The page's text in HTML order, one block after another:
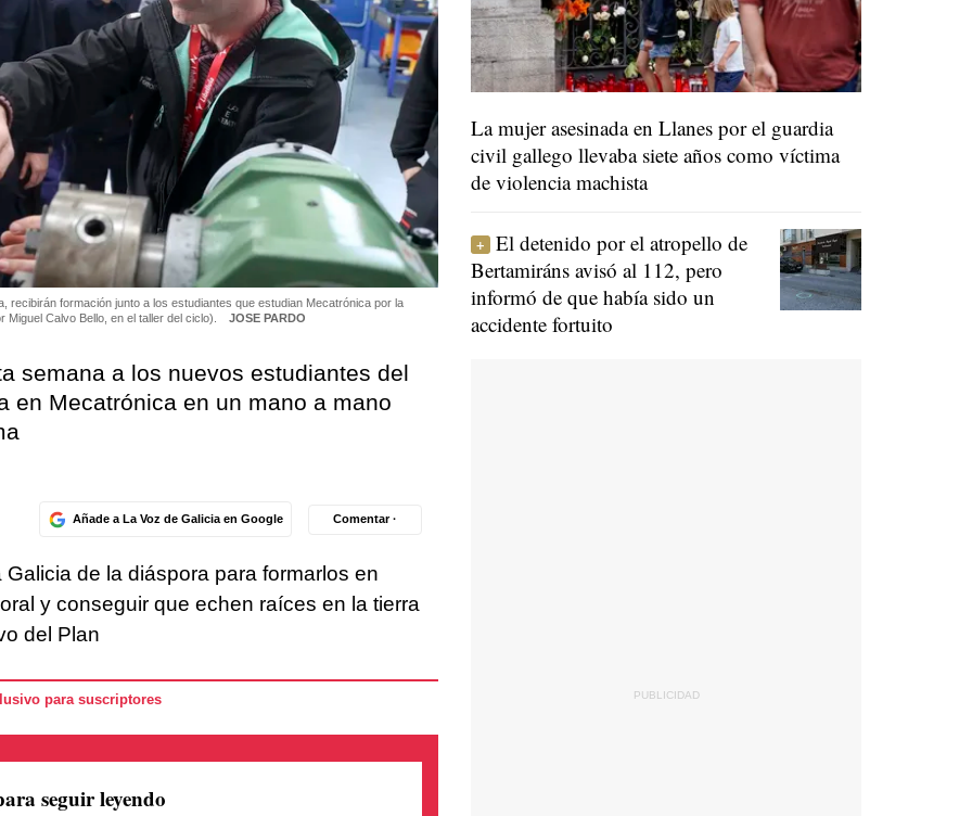
recibirán formación junto a los estudiantes que estudian Mecatrónica por la
Calvo Bello, en el taller del ciclo).
JOSE PARDO
semana a los nuevos estudiantes del
en Mecatrónica en un mano a mano
Añade a La Voz de Galicia en Google Comentar ·
de la diáspora para formarlos en
y conseguir que echen raíces en la tierra
del Plan
para suscriptores
seguir leyendo
La mujer asesinada en Llanes por el guardia
civil gallego llevaba siete años como víctima
de violencia machista
El detenido por el atropello de
Bertamiráns avisó al 112, pero
informó de que había sido un
accidente fortuito